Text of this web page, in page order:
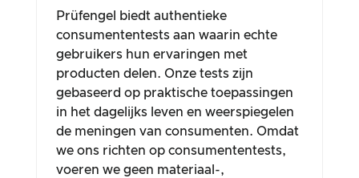
Prüfengel biedt authentieke
consumententests aan waarin echte
gebruikers hun ervaringen met
producten delen. Onze tests zijn
gebaseerd op praktische toepassingen
in het dagelijks leven en weerspiegelen
de meningen van consumenten. Omdat
we ons richten op consumententests,
voeren we geen materiaal-,